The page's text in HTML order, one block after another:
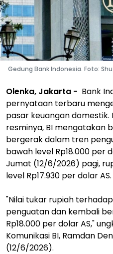
Gedung Bank Indonesia. Foto:
Olenka, Jakarta - Bank
pernyataan terbaru
pasar keuangan
resminya, BI mengatakan
bergerak dalam tren
bawah level Rp18.000 per
Jumat (12/6/2026) pagi,
level Rp17.930 per dolar AS.
"Nilai tukar rupiah
penguatan dan kembali
Rp18.000 per dolar AS,"
Komunikasi BI, Ramdan
(12/6/2026).